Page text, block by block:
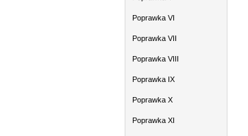
Poprawka VI
Poprawka VII
Poprawka VIII
Poprawka IX
Poprawka X
Poprawka XI